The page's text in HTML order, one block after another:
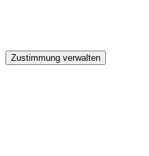
Zustimmung verwalten